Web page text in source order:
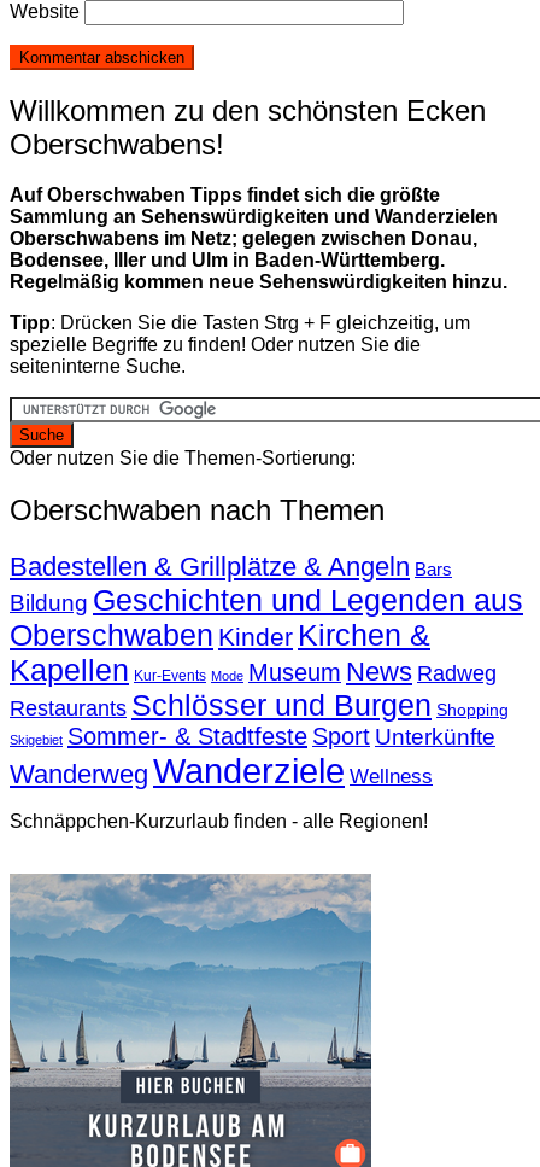
Website
Willkommen zu den schönsten Ecken
Oberschwabens!
Auf Oberschwaben Tipps findet sich die größte
Sammlung an Sehenswürdigkeiten und Wanderzielen
Oberschwabens im Netz; gelegen zwischen Donau,
Bodensee, Iller und Ulm in Baden-Württemberg.
Regelmäßig kommen neue Sehenswürdigkeiten hinzu.
Tipp: Drücken Sie die Tasten Strg + F gleichzeitig, um
spezielle Begriffe zu finden! Oder nutzen Sie die
seiteninterne Suche.
Oder nutzen Sie die Themen-Sortierung:
Oberschwaben nach Themen
Badestellen & Grillplätze & Angeln Bars
Bildung Geschichten und Legenden aus
Oberschwaben Kinder Kirchen &
Kapellen Kur-Events Mode Museum News Radweg
Restaurants Schlösser und Burgen Shopping
Skigebiet Sommer- & Stadtfeste Sport Unterkünfte
Wanderweg Wanderziele Wellness
Schnäppchen-Kurzurlaub finden - alle Regionen!